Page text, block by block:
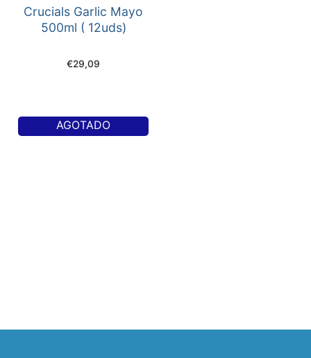
Crucials Garlic Mayo
500ml ( 12uds)
€29,09
AGOTADO